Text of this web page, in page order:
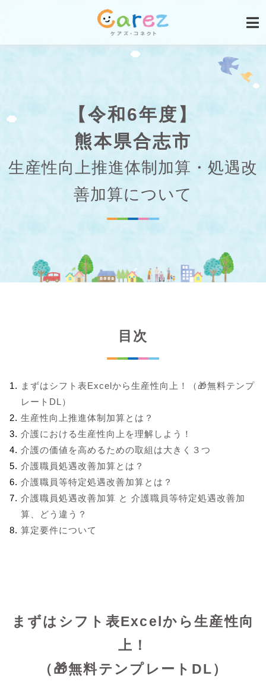
【令和6年度】
熊本県合志市
生産性向上推進体制加算・処遇改
善加算について
目次
まずはシフト表Excelから生産性向上！（🎁無料テンプ
レートDL）
生産性向上推進体制加算とは？
介護における生産性向上を理解しよう！
介護の価値を高めるための取組は大きく３つ
介護職員処遇改善加算とは？
介護職員等特定処遇改善加算とは？
介護職員処遇改善加算 と 介護職員等特定処遇改善加
算、どう違う？
算定要件について
まずはシフト表Excelから生産性向
上！
（🎁無料テンプレートDL）